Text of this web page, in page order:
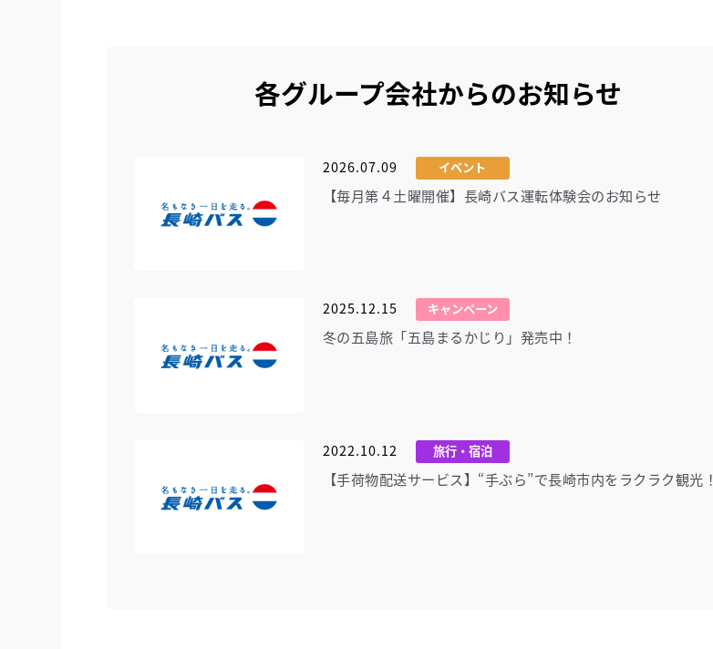
各グループ会社からのお知らせ
2026.07.09 イベント
【毎月第４土曜開催】長崎バス運転体験会のお知らせ
2025.12.15 キャンペーン
冬の五島旅「五島まるかじり」発売中！
2022.10.12 旅行・宿泊
【手荷物配送サービス】“手ぶら”で長崎市内をラクラク観光！